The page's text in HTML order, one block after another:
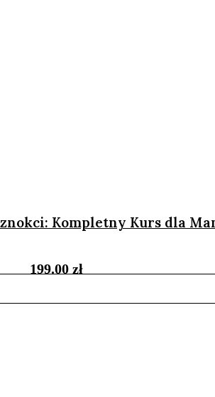
Kompletny Kurs dla
199.00 zł